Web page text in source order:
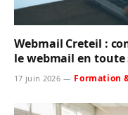
Webmail Creteil :
le webmail en toute
17 juin 2026 Formation